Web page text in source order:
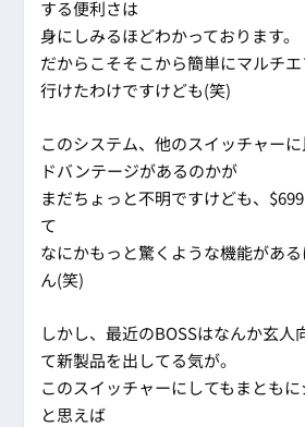
する便利さは
身にしみるほどわかっております。
だからこそそこから簡単にマルチ
行けたわけですけども(笑)
このシステム、他のスイッチャー
ドバンテージがあるのかが
まだちょっと不明ですけども、
て
なにかもっと驚くような機能があ
ん(笑)
しかし、最近のBOSSはなんか玄人
て新製品を出してる気が。
このスイッチャーにしてもまとも
と思えば